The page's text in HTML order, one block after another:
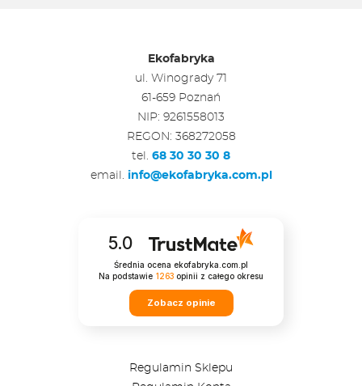
Ekofabryka
ul. Winogrady 71
61-659 Poznań
NIP: 9261558013
REGON: 368272058
tel. 68 30 30 30 8
email. info@ekofabryka.com.pl
5.0
Średnia ocena ekofabryka.com.pl
Na podstawie 1263opinii z całego okresu
Zobacz opinie
Regulamin Sklepu